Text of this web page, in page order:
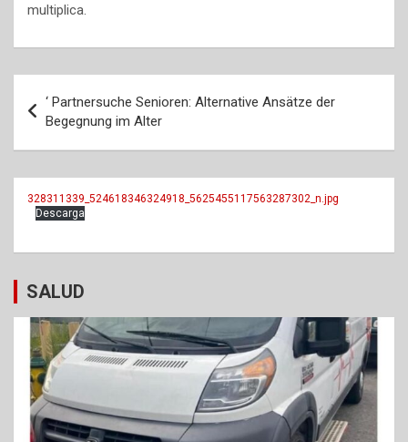
multiplica.
de
entradas
‘ Partnersuche Senioren: Alternative Ansätze der
Begegnung im Alter
328311339_524618346324918_5625455117563287302_n.jpg
Descarga
SALUD